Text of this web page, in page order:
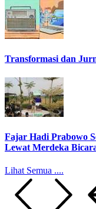
Transformasi dan
Fajar Hadi Prabowo
Lewat Merdeka
Lihat Semua ....